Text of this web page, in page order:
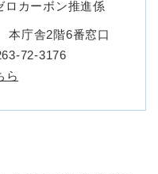
ロカーボン推進係
庁舎2階6番窓口
72-3176
ら